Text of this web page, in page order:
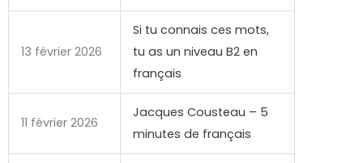
13 février 2026
Si tu connais ces mots,
tu as un niveau B2 en
français
11 février 2026
Jacques Cousteau – 5
minutes de français